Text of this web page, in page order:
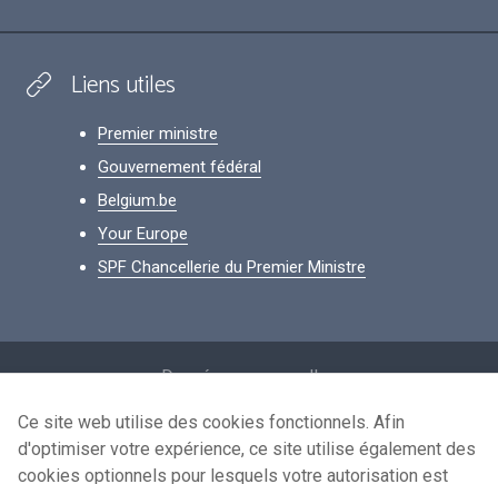
Liens utiles
Premier ministre
Gouvernement fédéral
Belgium.be
Your Europe
SPF Chancellerie du Premier Ministre
Données personnelles
Conditions de réutilisation
Contactez-nous
Ce site web utilise des cookies fonctionnels. Afin
d'optimiser votre expérience, ce site utilise également des
cookies optionnels pour lesquels votre autorisation est